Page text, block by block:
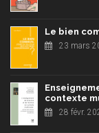
Le bien
23 mars
contexte
28 févr.